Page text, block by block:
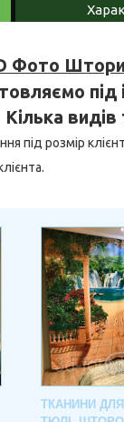
Фото
під
Кілька видів
під розмір
ТКАНИНИ